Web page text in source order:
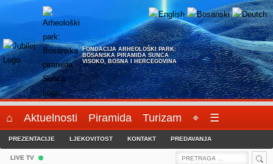
FONDACIJA ARHEOLOŠKI PARK:
BOSANSKA PIRAMIDA SUNCA
VISOKO, BOSNA I HERCEGOVINA
⌂ Aktuelnosti Piramida Turizam ⌖ ☰
PREZENTACIJE LJEKOVITOST KONTAKT PREDAVANJA
LIVE TV
Search